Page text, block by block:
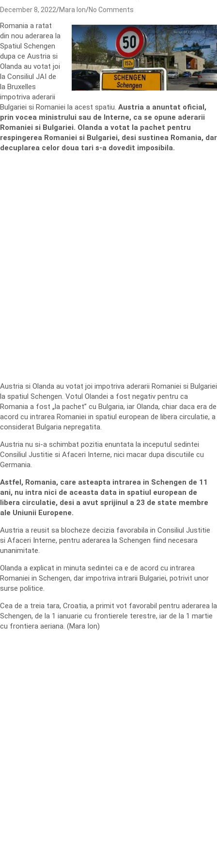
December 8, 2022 Mara Ion No Comments
Romania a ratat
din nou aderarea la
Spatiul Schengen
dupa ce Austria si
Olanda au votat joi
la Consiliul JAI de
la Bruxelles
impotriva aderarii
Bulgariei si Romaniei la acest spatiu. Austria a anuntat oficial,
prin vocea ministrului sau de Interne, ca se opune aderarii
Romaniei si Bulgariei. Olanda a votat la pachet pentru
respingerea Romaniei si Bulgariei, desi sustinea Romania, dar
decuplarea celor doua tari s-a dovedit imposibila.
Austria si Olanda au votat joi impotriva aderarii Romaniei si Bulgariei
la spatiul Schengen. Votul Olandei a fost negativ pentru ca
Romania a fost „la pachet” cu Bulgaria, iar Olanda, chiar daca era de
acord cu intrarea Romaniei in spatiul european de libera circulatie, a
considerat Bulgaria nepregatita.
Austria nu si-a schimbat pozitia enuntata la inceputul sedintei
Consiliul Justitie si Afaceri Interne, nici macar dupa discutiile cu
Germania.
Astfel, Romania, care asteapta intrarea in Schengen de 11
ani, nu intra nici de aceasta data in spatiul european de
libera circulatie, desi a avut sprijinul a 23 de state membre
ale Uniunii Europene.
Austria a reusit sa blocheze decizia favorabila in Consiliul Justitie
si Afaceri Interne, pentru aderarea la Schengen fiind necesara
unanimitate.
Olanda a explicat in minuta sedintei ca e de acord cu intrarea
Romaniei in Schengen, dar impotriva intrarii Bulgariei, potrivit unor
surse politice.
Cea de a treia tara, Croatia, a primit vot favorabil pentru aderarea la
Schengen, de la 1 ianuarie cu frontierele terestre, iar de la 1 martie
cu frontiera aeriana. (Mara Ion)